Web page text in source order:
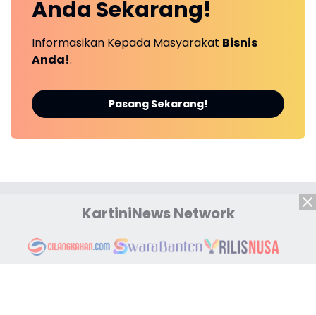
Anda Sekarang!
Informasikan Kepada Masyarakat Bisnis
Anda!.
Pasang Sekarang!
KartiniNews Network